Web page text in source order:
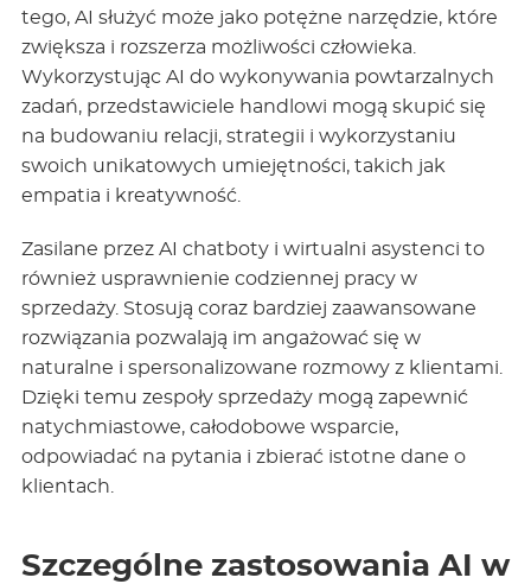
tego, AI służyć może jako potężne narzędzie, które
zwiększa i rozszerza możliwości człowieka
Wykorzystując AI do wykonywania powtarzalnych
zadań, przedstawiciele handlowi mogą skupić się
na budowaniu relacji, strategii i wykorzystaniu
swoich unikatowych umiejętności, takich jak
empatia i kreatywność.
Zasilane przez AI chatboty i wirtualni asystenci to
również usprawnienie codziennej pracy w
sprzedaży. Stosują coraz bardziej zaawansowane
rozwiązania pozwalają im angażować się w
naturalne i spersonalizowane rozmowy z klientami
Dzięki temu zespoły sprzedaży mogą zapewnić
natychmiastowe, całodobowe wsparcie,
odpowiadać na pytania i zbierać istotne dane o
klientach.
Szczególne zastosowania AI w